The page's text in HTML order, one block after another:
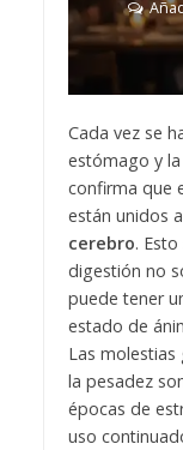
Cada vez se
estómago y
confirma que
están unidos
cerebro.
digestión no
puede tener
estado de
Las
la pesadez
épocas de
uso